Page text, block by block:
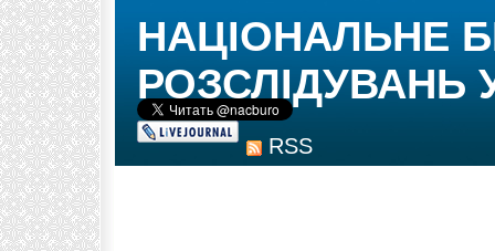
RSS
НАЦІОНАЛЬНЕ
РОЗСЛІДУВАНЬ